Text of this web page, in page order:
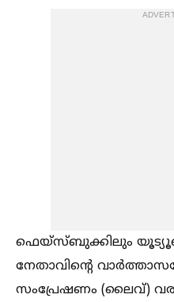
ഫെയ്സ്ബുക്കിലും
നേതാവിന്റെ
സംപ്രേഷണം (ലൈവ്)